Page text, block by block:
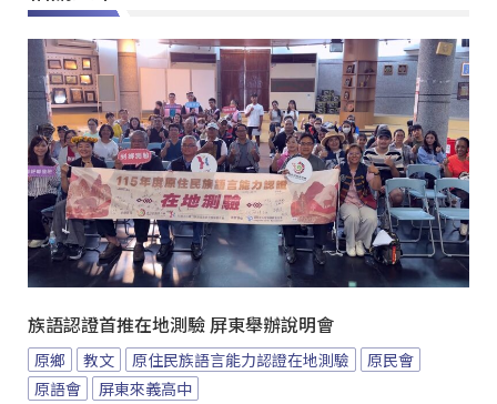
族語認證首推在地測驗 屏東舉辦說明會
原鄉 教文 原住民族語言能力認證在地測驗
原民會
原語會
屏東來義高中